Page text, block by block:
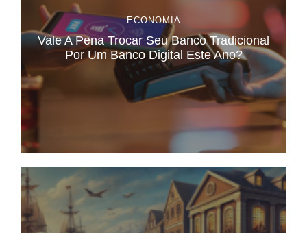
ECONOMIA
Vale A Pena Trocar Seu Banco Tradicional
Por Um Banco Digital Este Ano?